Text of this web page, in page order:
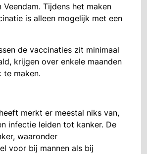
Tijdens het maken
is alleen mogelijk met een
de vaccinaties zit minimaal
krijgen over enkele maanden
te maken.
merkt er meestal niks van,
infectie leiden tot kanker. De
waaronder
voor bij mannen als bij